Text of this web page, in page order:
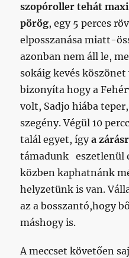
szopóroller tehát
pörög, egy 5 perces
elposszanása miatt-
azonban nem áll le,
sokáig kevés
bizonyíta hogy a
volt, Sadjo hiába
szegény. Végül 10
talál egyet, ígya
támadunk eszetlenül
közben kaphatnánk
helyzetünk is van.
az a bosszantó,hogy
máshogy is.
A meccset követően